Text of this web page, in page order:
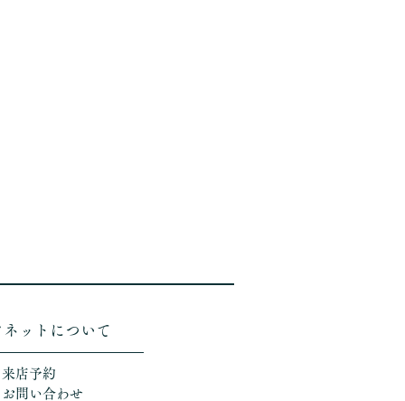
ネットについて
店予約
問い合わせ